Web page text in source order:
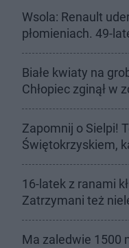
Wsola: Renault
płomieniach. 49-
Białe kwiaty na
Chłopiec zginął w
Zapomnij o Sielpi!
Świętokrzyskiem,
16-latek z ranami
Zatrzymani też
Ma zaledwie 1500